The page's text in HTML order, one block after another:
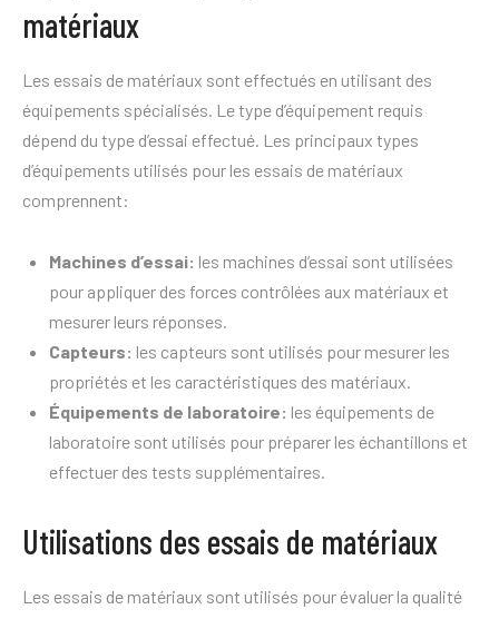
matériaux
Les essais de matériaux sont effectués en utilisant des
équipements spécialisés. Le type d’équipement requis
dépend du type d’essai effectué. Les principaux types
d’équipements utilisés pour les essais de matériaux
comprennent:
Machines d’essai: les machines d’essai sont utilisées
pour appliquer des forces contrôlées aux matériaux et
mesurer leurs réponses.
Capteurs: les capteurs sont utilisés pour mesurer les
propriétés et les caractéristiques des matériaux.
Équipements de laboratoire: les équipements de
laboratoire sont utilisés pour préparer les échantillons et
effectuer des tests supplémentaires.
Utilisations des essais de matériaux
Les essais de matériaux sont utilisés pour évaluer la qualité